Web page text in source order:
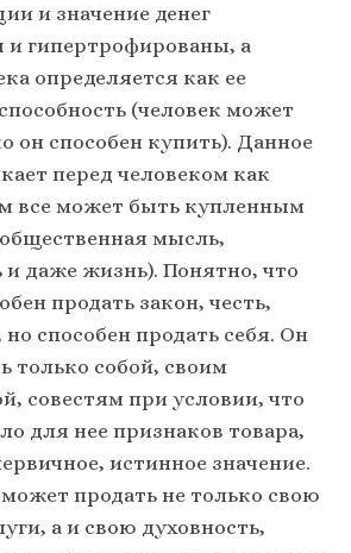
и значение денег
гипертрофированы, а
определяется как ее
(человек может
он способен купить). Данное
перед человеком как
все может быть купленным
мысль,
и даже жизнь). Понятно, что
продать закон, честь,
способен продать себя. Он
только собой, своим
совестям при условии, что
для нее признаков товара,
истинное значение.
может продать не только свою
а и свою духовность,